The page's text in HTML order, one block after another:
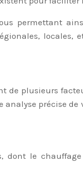
permettant
locales,
de plusieurs
précise
dont le